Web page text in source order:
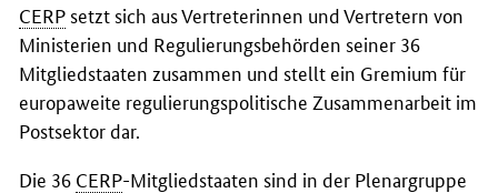
CERPsetzt sich aus Vertreterinnen und Vertretern von
Ministerien und Regulierungsbehörden seiner 36
Mitgliedstaaten zusammen und stellt ein Gremium für
europaweite regulierungspolitische Zusammenarbeit im
Postsektor dar.
Die 36 CERP-Mitgliedstaaten sind in der Plenargruppe